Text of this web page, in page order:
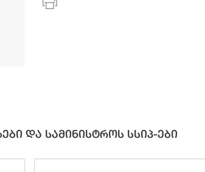
და სამინისტროს სსიპ-ები